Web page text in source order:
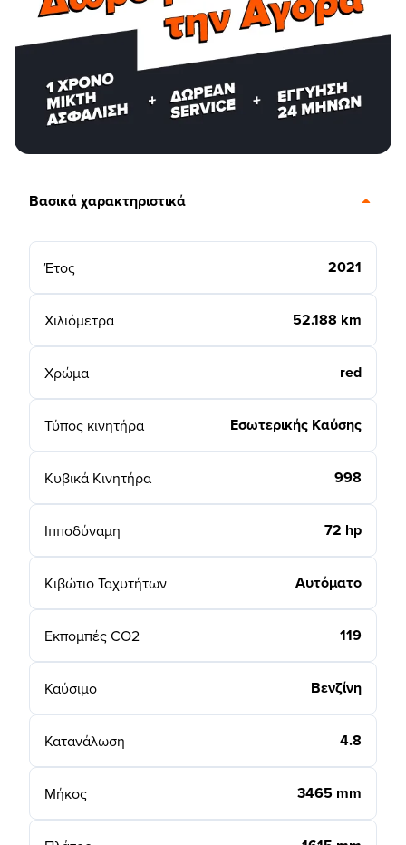
Βασικά χαρακτηριστικά
Έτος 2021
Χιλιόμετρα 52.188 km
Χρώμα red
Τύπος κινητήρα Εσωτερικής Καύσης
Κυβικά Κινητήρα 998
Ιπποδύναμη 72 hp
Κιβώτιο Ταχυτήτων Αυτόματο
Εκπομπές CO2 119
Καύσιμο Βενζίνη
Κατανάλωση 4.8
Μήκος 3465 mm